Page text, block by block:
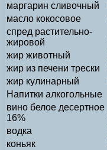
маргарин сливочный
масло кокосовое
спред растительно-
жировой
жир животный
жир из печени трески
жир кулинарный
Напитки алкогольные
вино белое десертное
16%
водка
коньяк